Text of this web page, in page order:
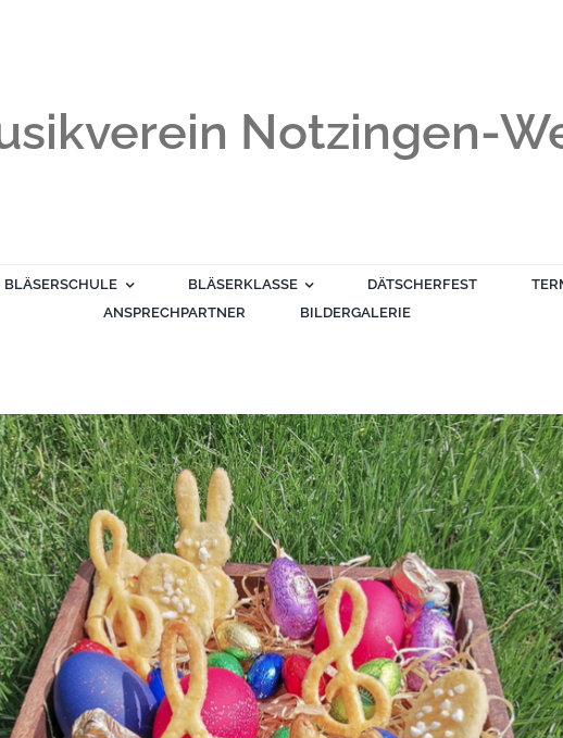
Notzingen-
BLÄSERSCHULE BLÄSERKLASSE DÄTSCHERFEST
ANSPRECHPARTNER
BILDERGALERIE